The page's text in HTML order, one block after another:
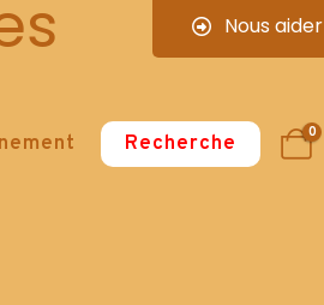
Nous aider
Recherche 0